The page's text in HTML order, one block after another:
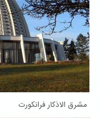
مشرق الاذکار فرانکورت